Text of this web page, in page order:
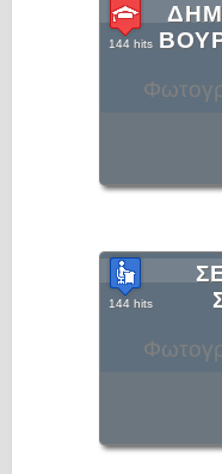
144 hits
144 hits